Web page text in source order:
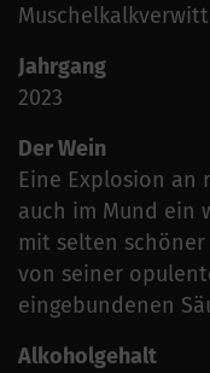
Jahrgang
2023
Der Wein
Eine Explosion an
auch im Mund ein
mit selten schöner
von seiner
eingebundenen
Alkoholgehalt